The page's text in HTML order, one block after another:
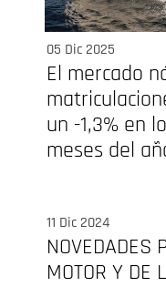
05 Dic 2025
El mercado
un -1,3% en
meses del
11 Dic 2024
NOVEDADES
MOTOR Y DE